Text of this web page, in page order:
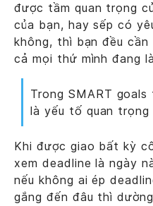
được tầm quan trọng
của bạn, hay sếp có
không, thì bạn đều
cả mọi thứ mình đang
Trong SMART
là yếu tố quan trọng
Khi được giao bất kỳ
xem deadline là ngày
nếu không ai ép
gắng đến đâu thì